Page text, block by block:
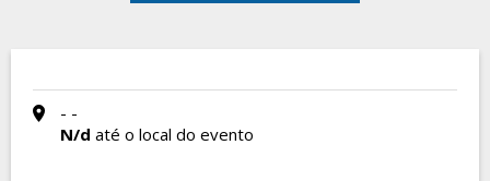
- -
N/d até o local do evento